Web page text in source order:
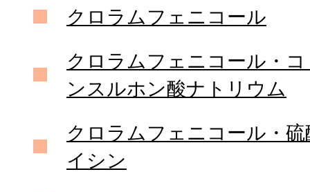
クロラムフェニコール
クロラムフェニコール・
ンスルホン酸ナトリウム
クロラムフェニコール・
イシン